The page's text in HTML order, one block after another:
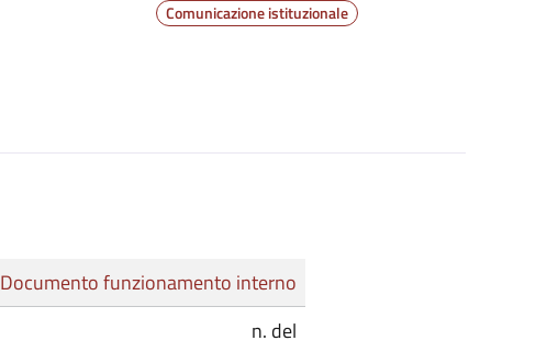
Comunicazione istituzionale
Documento funzionamento interno
n. del